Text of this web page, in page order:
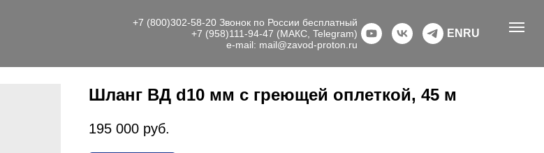
+7 (800)302-58-20 Звонок по России бесплатный
+7 (958)111-94-47 (МАКС, Telegram)
e-mail: mail@zavod-proton.ru
EN RU
Шланг ВД d10 мм с греющей оплеткой, 45 м
195 000 руб.